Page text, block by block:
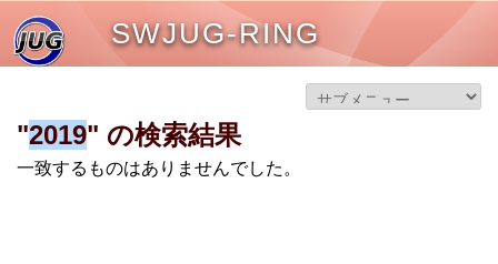
SWJUG-RING
"2019" の検索結果
一致するものはありませんでした。